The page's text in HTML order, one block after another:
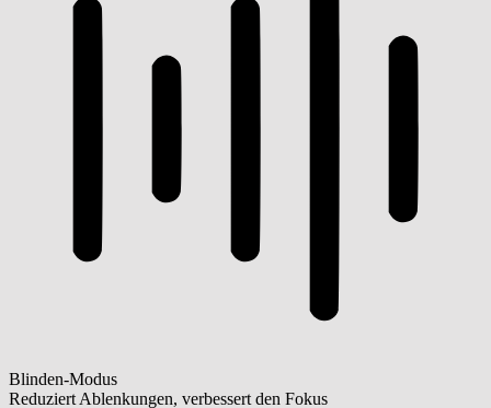
Blinden-Modus
Reduziert Ablenkungen, verbessert den Fokus